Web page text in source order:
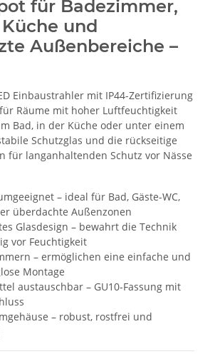
für Badezimmer,
und
Außenbereiche –
Einbaustrahler mit IP44-Zertifizierung
Räume mit hoher Luftfeuchtigkeit
Bad, in der Küche oder unter einem
Schutzglas und die rückseitige
für langanhaltenden Schutz vor Nässe
– ideal für Bad, Gäste-WC,
überdachte Außenzonen
Glasdesign – bewahrt die Technik
vor Feuchtigkeit
– ermöglichen eine einfache und
Montage
austauschbar – GU10-Fassung mit
– robust, rostfrei und